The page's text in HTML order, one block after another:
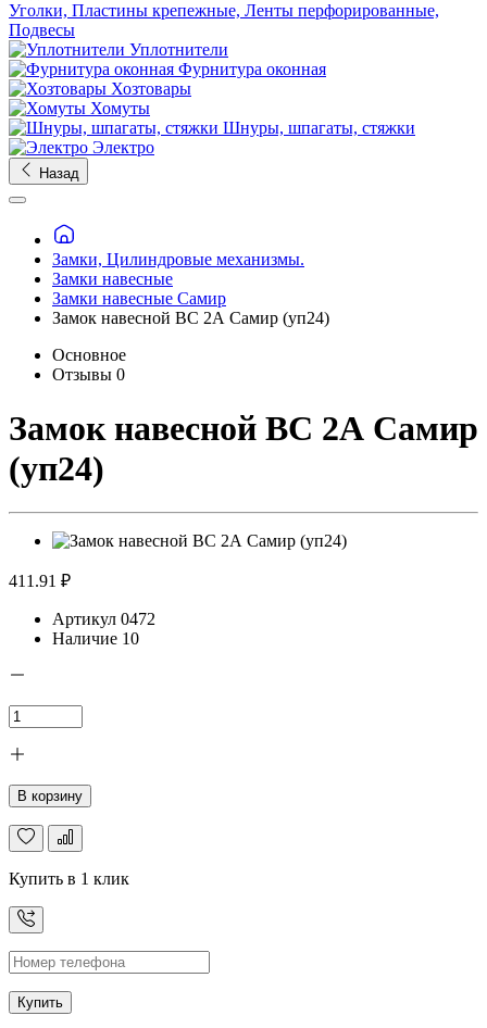
Уголки, Пластины крепежные, Ленты перфорированные,
Подвесы
Уплотнители
Фурнитура оконная
Хозтовары
Хомуты
Шнуры, шпагаты, стяжки
Электро
Назад
Замки, Цилиндровые механизмы.
Замки навесные
Замки навесные Самир
Замок навесной ВС 2А Самир (уп24)
Основное
Отзывы 0
Замок навесной ВС 2А Самир
(уп24)
411.91 ₽
Артикул 0472
Наличие 10
В корзину
Купить в 1 клик
Купить